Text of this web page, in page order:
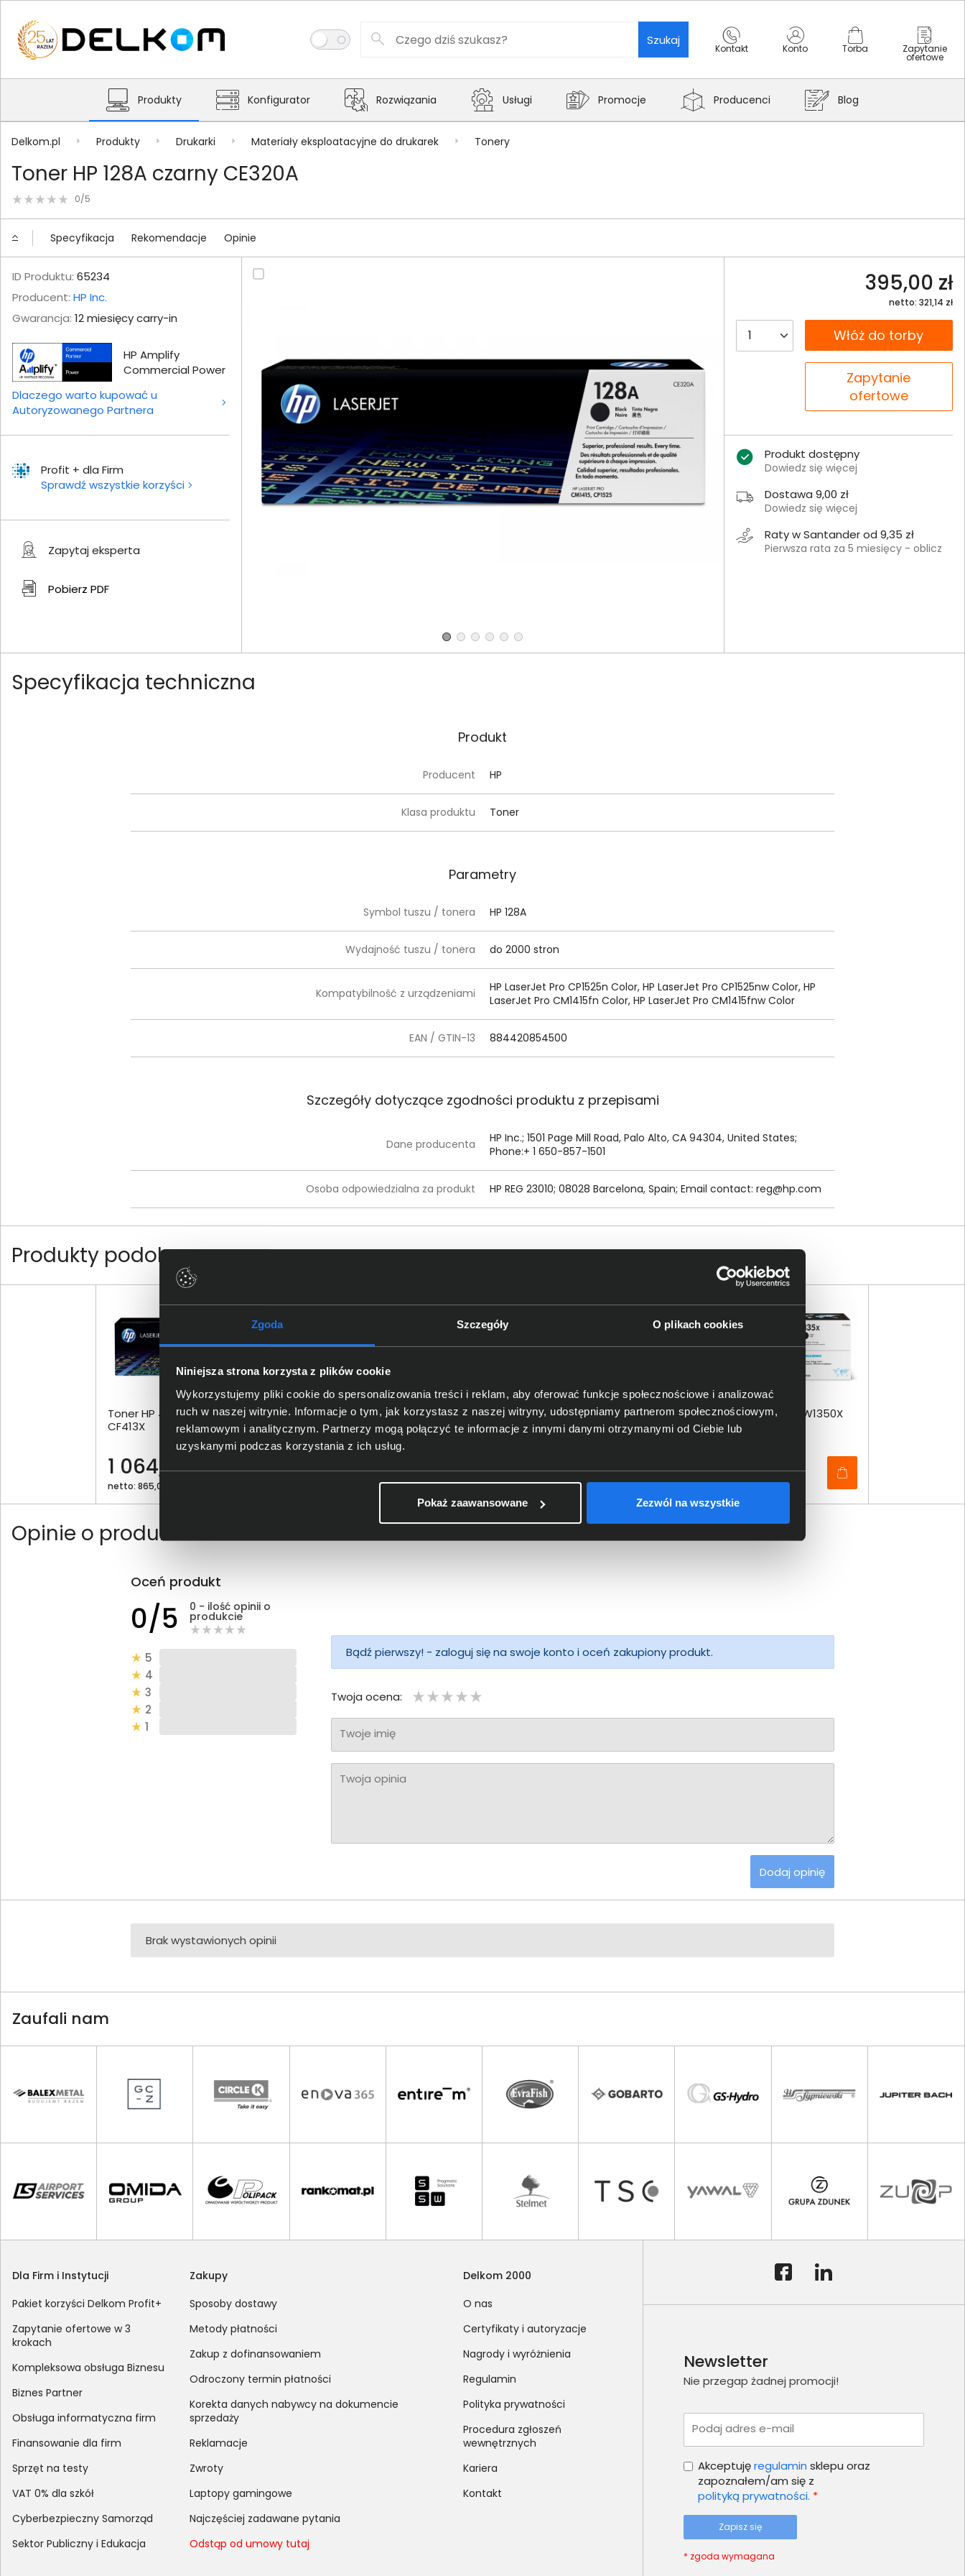
Zgoda Szczegóły O plikach cookies
Niniejsza strona korzysta z plików cookie
Wykorzystujemy pliki cookie do spersonalizowania treści i reklam, aby oferować funkcje społecznościowe i analizować
ruch w naszej witrynie. Informacje o tym, jak korzystasz z naszej witryny, udostępniamy partnerom społecznościowym,
reklamowym i analitycznym. Partnerzy mogą połączyć te informacje z innymi danymi otrzymanymi od Ciebie lub
uzyskanymi podczas korzystania z ich usług.
Pokaż zaawansowane Zezwól na wszystkie
Szukaj
Kontakt Konto Torba Zapytanie
ofertowe
Produkty Konfigurator Rozwiązania Usługi Promocje Producenci Blog
Delkom.pl Produkty Drukarki Materiały eksploatacyjne do drukarek Tonery
Toner HP 128A czarny CE320A
0/5
Specyfikacja Rekomendacje Opinie
ID Produktu: 65234
Producent: HP Inc.
Gwarancja: 12 miesięcy carry-in
HP Amplify
Commercial Power
Dlaczego warto kupować u
Autoryzowanego Partnera
Profit + dla Firm
Sprawdź wszystkie korzyści
Zapytaj eksperta
Pobierz PDF
395,00 zł
netto: 321,14 zł
__B2C.PRODUCT.QUANTITY
__B2C.PRODUCT.QUANTITY
Włóż do torby
Zapytanie
ofertowe
Produkt dostępny
Dowiedz się więcej
Dostawa 9,00 zł
Dowiedz się więcej
Raty w Santander od 9,35 zł
Pierwsza rata za 5 miesięcy - oblicz
Specyfikacja techniczna
Produkt
Producent HP
Klasa produktu Toner
Parametry
Symbol tuszu / tonera HP 128A
Wydajność tuszu / tonera do 2000 stron
Kompatybilność z urządzeniami
HP LaserJet Pro CP1525n Color, HP LaserJet Pro CP1525nw Color, HP
LaserJet Pro CM1415fn Color, HP LaserJet Pro CM1415fnw Color
EAN / GTIN-13 884420854500
Szczegóły dotyczące zgodności produktu z przepisami
Dane producenta
HP Inc.; 1501 Page Mill Road, Palo Alto, CA 94304, United States;
Phone:+ 1 650-857-1501
Osoba odpowiedzialna za produkt HP REG 23010; 08028 Barcelona, Spain; Email contact: reg@hp.com
Produkty podobne
Toner HP 410X purpurowy
CF413X
1 064,00 zł
netto: 865,04 zł
Toner HP 415A czarny W2030A
421,00 zł
Toner HP 201X żółty CF402X
564,00 zł
netto: 458,54 zł
Toner HP 135X czarny W1350X
344,00 zł
netto: 279,67 zł
Opinie o produkcie
Oceń produkt
0/5 0 - ilość opinii o
produkcie
5
4
3
2
1
Bądź pierwszy! - zaloguj się na swoje konto i oceń zakupiony produkt.
Twoja ocena:
Twoje imię
Twoja opinia
Dodaj opinię
Brak wystawionych opinii
Zaufali nam
Dla Firm i Instytucji
Pakiet korzyści Delkom Profit+
Zapytanie ofertowe w 3
krokach
Kompleksowa obsługa Biznesu
Biznes Partner
Obsługa informatyczna firm
Finansowanie dla firm
Sprzęt na testy
VAT 0% dla szkół
Cyberbezpieczny Samorząd
Sektor Publiczny i Edukacja
Zakupy
Sposoby dostawy
Metody płatności
Zakup z dofinansowaniem
Odroczony termin płatności
Korekta danych nabywcy na dokumencie
sprzedaży
Reklamacje
Zwroty
Laptopy gamingowe
Najczęściej zadawane pytania
Odstąp od umowy tutaj
Delkom 2000
O nas
Certyfikaty i autoryzacje
Nagrody i wyróżnienia
Regulamin
Polityka prywatności
Procedura zgłoszeń
wewnętrznych
Kariera
Kontakt
Newsletter
Nie przegap żadnej promocji!
Podaj adres e-mail
Akceptujęregulamin sklepu oraz
zapoznałem/am się z
polityką prywatności. *
Zapisz się
* zgoda wymagana